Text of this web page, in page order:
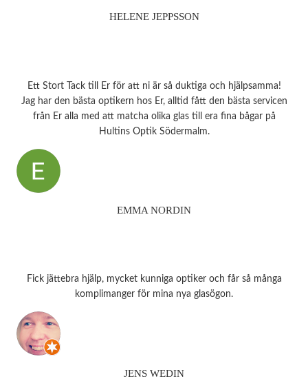
HELENE JEPPSSON
Ett Stort Tack till Er för att ni är så duktiga och hjälpsamma!
Jag har den bästa optikern hos Er, alltid fått den bästa servicen
från Er alla med att matcha olika glas till era fina bågar på
Hultins Optik Södermalm.
EMMA NORDIN
Fick jättebra hjälp, mycket kunniga optiker och får så många
komplimanger för mina nya glasögon.
JENS WEDIN